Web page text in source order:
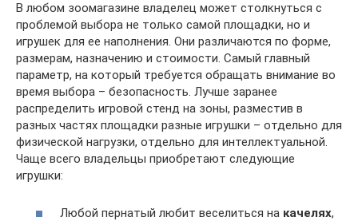
В любом зоомагазине владелец может столкнуться с
проблемой выбора не только самой площадки, но и
игрушек для ее наполнения. Они различаются по форме,
размерам, назначению и стоимости. Самый главный
параметр, на который требуется обращать внимание во
время выбора – безопасность. Лучше заранее
распределить игровой стенд на зоны, разместив в
разных частях площадки разные игрушки – отдельно для
физической нагрузки, отдельно для интеллектуальной.
Чаще всего владельцы приобретают следующие
игрушки:
Любой пернатый любит веселиться на качелях,